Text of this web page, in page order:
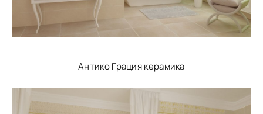
Антико Грация керамика